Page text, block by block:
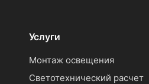
Услуги
Монтаж освещения
Светотехнический расчет